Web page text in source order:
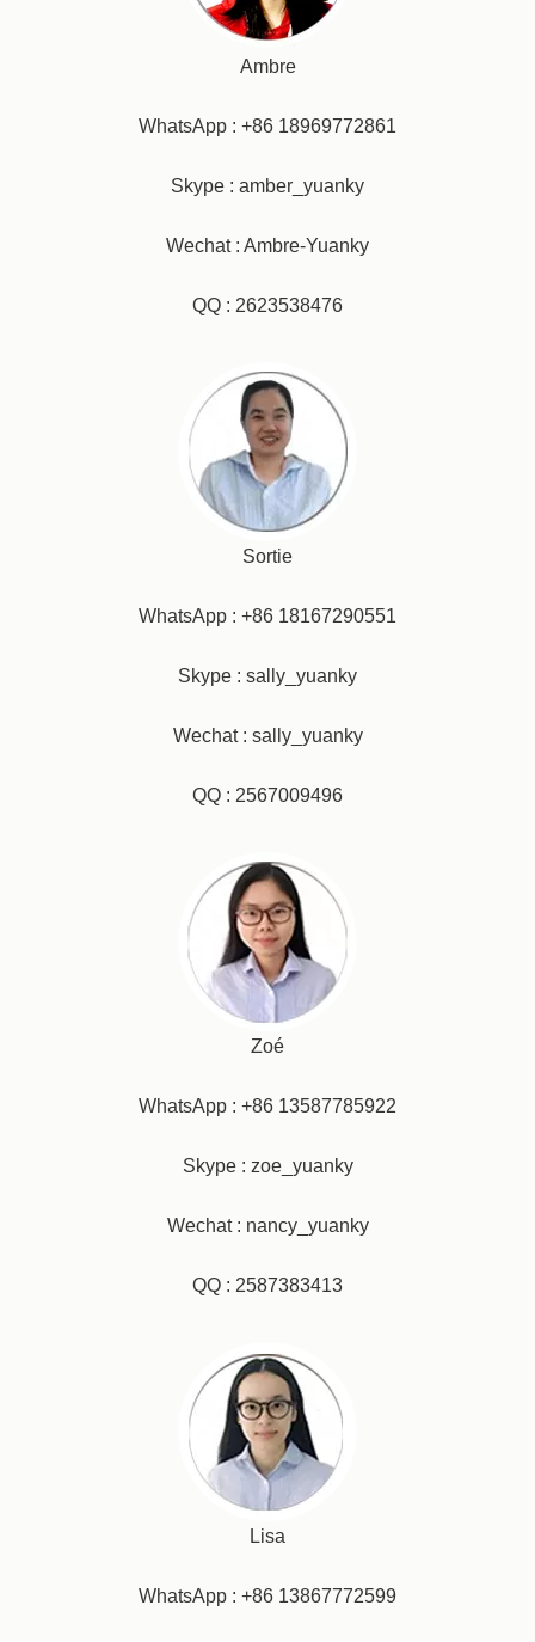
Ambre
WhatsApp : +86 18969772861
Skype : amber_yuanky
Wechat : Ambre-Yuanky
QQ : 2623538476
Sortie
WhatsApp : +86 18167290551
Skype : sally_yuanky
Wechat : sally_yuanky
QQ : 2567009496
Zoé
WhatsApp : +86 13587785922
Skype : zoe_yuanky
Wechat : nancy_yuanky
QQ : 2587383413
Lisa
WhatsApp : +86 13867772599